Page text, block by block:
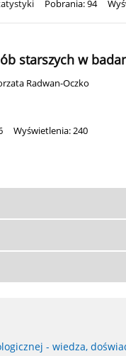
Pobrania: 94
starszych w
Radwan-Oczko
Wyświetlenia: 240
- wiedza,